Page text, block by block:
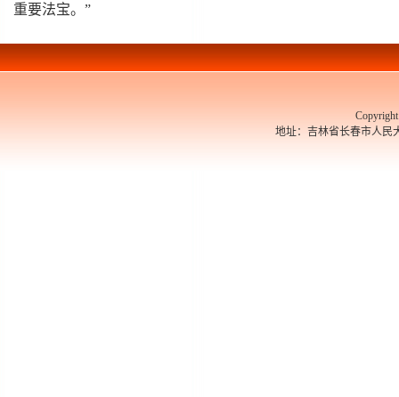
重要法宝。”
Copyright 东
地址：吉林省长春市人民